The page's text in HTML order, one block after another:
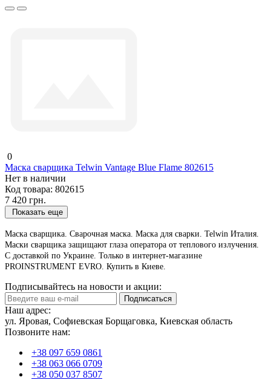
0
Маска сварщика Telwin Vantage Blue Flame 802615
Нет в наличии
Код товара: 802615
7 420 грн.
Показать еще
Маска сварщика. Сварочная маска. Маска для сварки. Telwin Италия.
Маски сварщика защищают глаза оператора от теплового излучения.
С доставкой по Украине. Только в интернет-магазине
PROINSTRUMENT EVRO. Купить в Киеве.
Подписывайтесь на новости и акции:
Подписаться
Наш адрес:
ул. Яровая, Софиевская Борщаговка, Киевская область
Позвоните нам:
+38 097 659 0861
+38 063 066 0709
+38 050 037 8507